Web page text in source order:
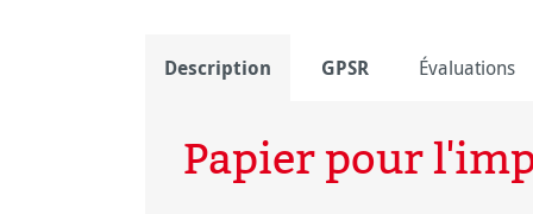
Description GPSR Évaluations
Papier pour